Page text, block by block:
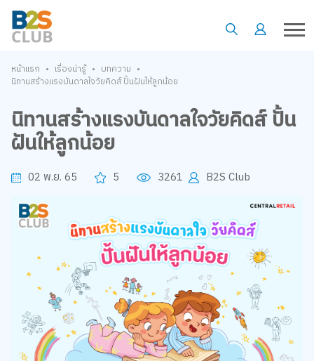
หน้าแรก • เรื่องน่ารู้ • บทความ •
นิทานสร้างแรงบันดาลใจวัยคิดส์ ปั้นฝันให้ลูกน้อย
นิทานสร้างแรงบันดาลใจวัยคิดส์ ปั้น
ฝันให้ลูกน้อย
02 พ.ย. 65 5 3261 B2S Club